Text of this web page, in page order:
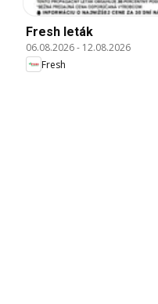
Fresh leták
06.08.2026- 12.08.2026
Fresh